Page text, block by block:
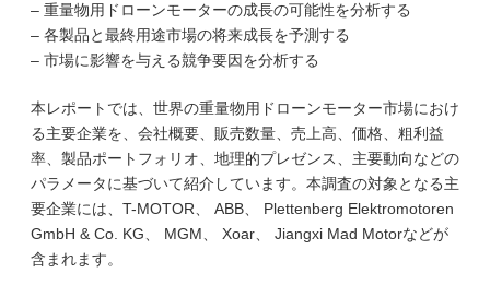
– 重量物用ドローンモーターの成長の可能性を分析する
– 各製品と最終用途市場の将来成長を予測する
– 市場に影響を与える競争要因を分析する
本レポートでは、世界の重量物用ドローンモーター市場におけ
る主要企業を、会社概要、販売数量、売上高、価格、粗利益
率、製品ポートフォリオ、地理的プレゼンス、主要動向などの
パラメータに基づいて紹介しています。本調査の対象となる主
要企業には、T-MOTOR、 ABB、 Plettenberg Elektromotoren
GmbH & Co. KG、 MGM、 Xoar、 Jiangxi Mad Motorなどが
含まれます。